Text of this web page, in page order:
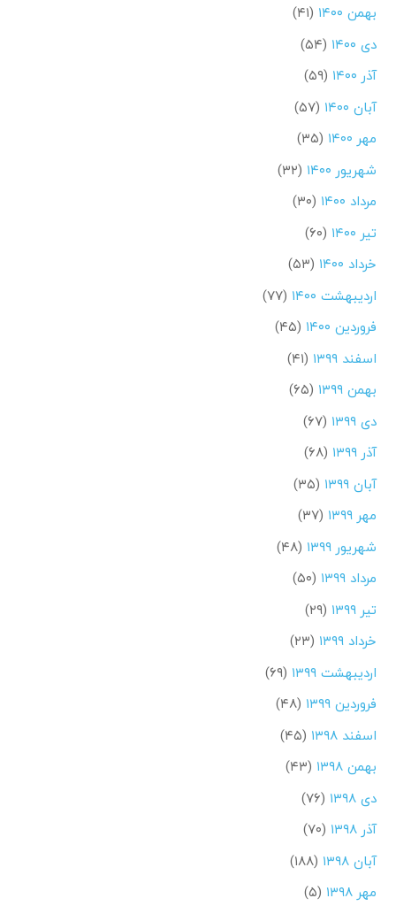
بهمن ۱۴۰۰
(۴۱)
دی ۱۴۰۰
(۵۴)
آذر ۱۴۰۰
(۵۹)
آبان ۱۴۰۰
(۵۷)
مهر ۱۴۰۰
(۳۵)
شهریور ۱۴۰۰
(۳۲)
مرداد ۱۴۰۰
(۳۰)
تیر ۱۴۰۰
(۶۰)
خرداد ۱۴۰۰
(۵۳)
اردیبهشت ۱۴۰۰
(۷۷)
فروردین ۱۴۰۰
(۴۵)
اسفند ۱۳۹۹
(۴۱)
بهمن ۱۳۹۹
(۶۵)
دی ۱۳۹۹
(۶۷)
آذر ۱۳۹۹
(۶۸)
آبان ۱۳۹۹
(۳۵)
مهر ۱۳۹۹
(۳۷)
شهریور ۱۳۹۹
(۴۸)
مرداد ۱۳۹۹
(۵۰)
تیر ۱۳۹۹
(۲۹)
خرداد ۱۳۹۹
(۲۳)
اردیبهشت ۱۳۹۹
(۶۹)
فروردین ۱۳۹۹
(۴۸)
اسفند ۱۳۹۸
(۴۵)
بهمن ۱۳۹۸
(۴۳)
دی ۱۳۹۸
(۷۶)
آذر ۱۳۹۸
(۷۰)
آبان ۱۳۹۸
(۱۸۸)
مهر ۱۳۹۸
(۵)